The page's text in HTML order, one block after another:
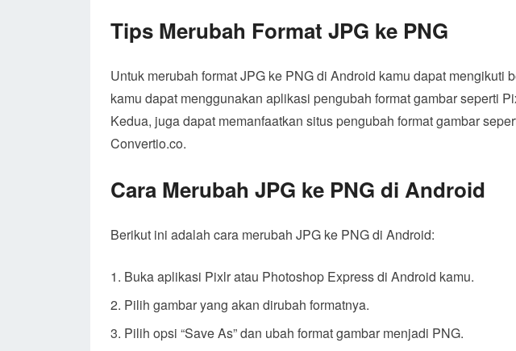
Tips Merubah Format JPG ke PNG
Untuk merubah format JPG ke PNG di Android kamu dapat mengikuti
kamu dapat menggunakan aplikasi pengubah format gambar seperti
Kedua, juga dapat memanfaatkan situs pengubah format gambar
Convertio.co.
Cara Merubah JPG ke PNG di Android
Berikut ini adalah cara merubah JPG ke PNG di Android:
Buka aplikasi Pixlr atau Photoshop Express di Android kamu.
Pilih gambar yang akan dirubah formatnya.
Pilih opsi “Save As” dan ubah format gambar menjadi PNG.